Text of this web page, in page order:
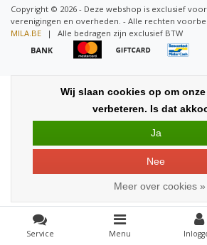
Copyright © 2026 - Deze webshop is exclusief
verenigingen en overheden. - Alle rechten
MILA.BE
| Alle bedragen zijn exclusief BTW
Service Menu
Wij slaan cookies op om
verbeteren. Is dat
Ja
Nee
Meer over cookies »